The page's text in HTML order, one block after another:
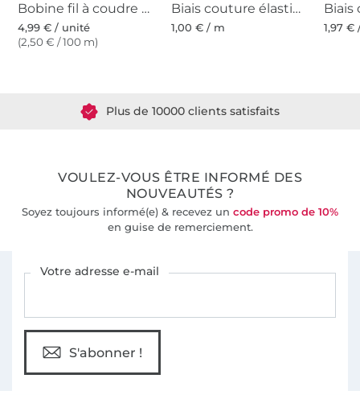
Bobine fil à coudre Gütermann 200m polyester, (191) menthe clair
4,99 € / unité
(2,50 € / 100 m)
Biais couture élastique 1,5cm, brillant, menthe
1,00 € / m 1,97 €
VOULEZ-VOUS ÊTRE INFORMÉ DES
NOUVEAUTÉS ?
Soyez toujours informé(e) & recevez un code promo de 10%
en guise de remerciement.
Votre adresse e-mail
S'abonner !